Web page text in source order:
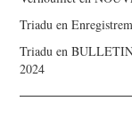
Triadu en
Triadu en
2024